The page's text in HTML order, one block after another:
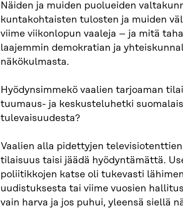
Näiden ja muiden puolueiden
kuntakohtaisten tulosten ja muiden
viime viikonlopun vaaleja – ja mitä
laajemmin demokratian ja
näkökulmasta.
Hyödynsimmekö vaalien tarjoaman
tuumaus- ja keskusteluhetki
tulevaisuudesta?
Vaalien alla pidettyjen
tilaisuus taisi jäädä hyödyntämättä.
poliitikkojen katse oli tukevasti
uudistuksesta tai viime vuosien
vain harva ja jos puhui, yleensä siellä